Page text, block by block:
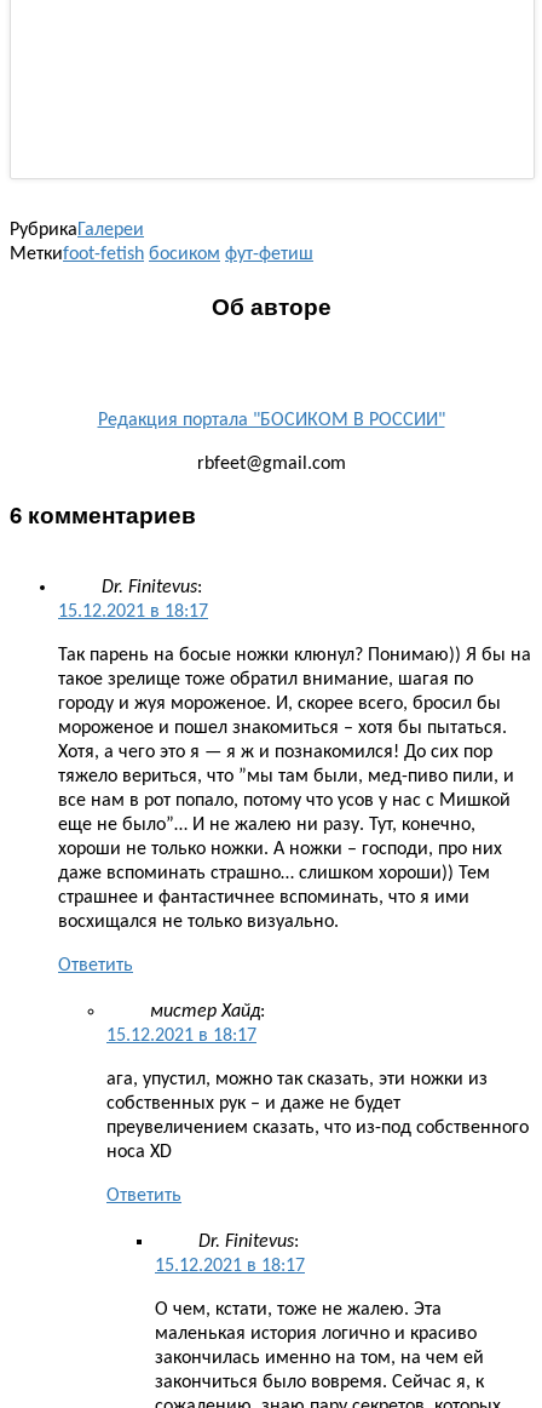
РубрикаГалереи
Меткиfoot-fetish босиком фут-фетиш
Об авторе
Редакция портала "БОСИКОМ В РОССИИ"
rbfeet@gmail.com
6 комментариев
Dr. Finitevus:
15.12.2021 в 18:17
Так парень на босые ножки клюнул? Понимаю)) Я бы на
такое зрелище тоже обратил внимание, шагая по
городу и жуя мороженое. И, скорее всего, бросил бы
мороженое и пошел знакомиться – хотя бы пытаться.
Хотя, а чего это я — я ж и познакомился! До сих пор
тяжело вериться, что ”мы там были, мед-пиво пили, и
все нам в рот попало, потому что усов у нас с Мишкой
еще не было”… И не жалею ни разу. Тут, конечно,
хороши не только ножки. А ножки – господи, про них
даже вспоминать страшно… слишком хороши)) Тем
страшнее и фантастичнее вспоминать, что я ими
восхищался не только визуально.
Ответить
мистер Хайд:
15.12.2021 в 18:17
ага, упустил, можно так сказать, эти ножки из
собственных рук – и даже не будет
преувеличением сказать, что из-под собственного
носа XD
Ответить
Dr. Finitevus:
15.12.2021 в 18:17
О чем, кстати, тоже не жалею. Эта
маленькая история логично и красиво
закончилась именно на том, на чем ей
закончиться было вовремя. Сейчас я, к